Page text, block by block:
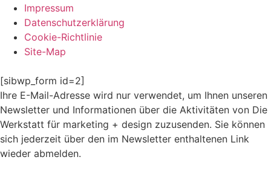
Impressum
Datenschutzerklärung
Cookie-Richtlinie
Site-Map
[sibwp_form id=2]
Ihre E-Mail-Adresse wird nur verwendet, um Ihnen unseren
Newsletter und Informationen über die Aktivitäten von Die
Werkstatt für marketing + design zuzusenden. Sie können
sich jederzeit über den im Newsletter enthaltenen Link
wieder abmelden.